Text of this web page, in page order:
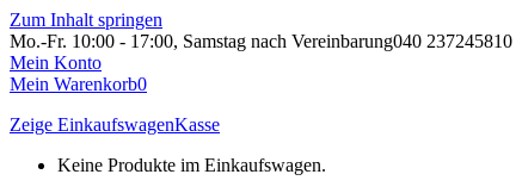
Zum Inhalt springen
Mo.-Fr. 10:00 - 17:00, Samstag nach Vereinbarung040 237245810
Mein Konto
Mein Warenkorb0
Zeige EinkaufswagenKasse
Keine Produkte im Einkaufswagen.